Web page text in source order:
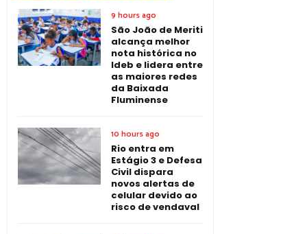
9 hours ago
São João de Meriti
alcança melhor
nota histórica no
Ideb e lidera entre
as maiores redes
da Baixada
Fluminense
10 hours ago
Rio entra em
Estágio 3 e Defesa
Civil dispara
novos alertas de
celular devido ao
risco de vendaval